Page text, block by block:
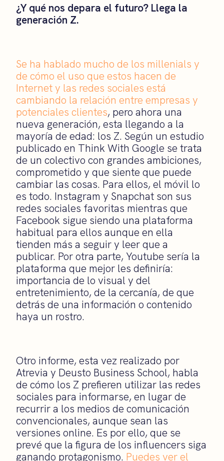
¿Y qué nos depara el futuro? Llega la
generación Z.
Se ha hablado mucho de los millenials y
de cómo el uso que estos hacen de
Internet y las redes sociales está
cambiando la relación entre empresas y
potenciales clientes, pero ahora una
nueva generación, esta llegando a la
mayoría de edad: los Z. Según un estudio
publicado en Think With Google se trata
de un colectivo con grandes ambiciones,
comprometido y que siente que puede
cambiar las cosas. Para ellos, el móvil lo
es todo. Instagram y Snapchat son sus
redes sociales favoritas mientras que
Facebook sigue siendo una plataforma
habitual para ellos aunque en ella
tienden más a seguir y leer que a
publicar. Por otra parte, Youtube sería la
plataforma que mejor les definiría:
importancia de lo visual y del
entretenimiento, de la cercanía, de que
detrás de una información o contenido
haya un rostro.
Otro informe, esta vez realizado por
Atrevia y Deusto Business School, habla
de cómo los Z prefieren utilizar las redes
sociales para informarse, en lugar de
recurrir a los medios de comunicación
convencionales, aunque sean las
versiones online. Es por ello, que se
prevé que la figura de los influencers siga
ganando protagonismo. Puedes ver el